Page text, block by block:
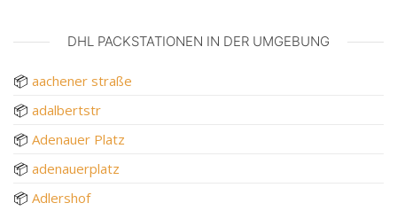
DHL PACKSTATIONEN IN DER UMGEBUNG
📦 aachener straße
📦 adalbertstr
📦 Adenauer Platz
📦 adenauerplatz
📦 Adlershof